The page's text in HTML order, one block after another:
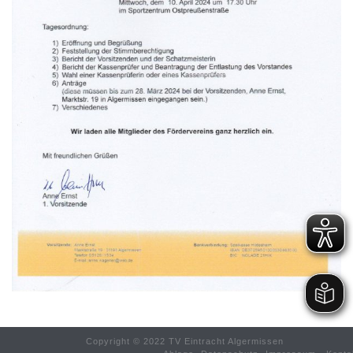
Copyright © 2022 TV Eintracht Algermissen